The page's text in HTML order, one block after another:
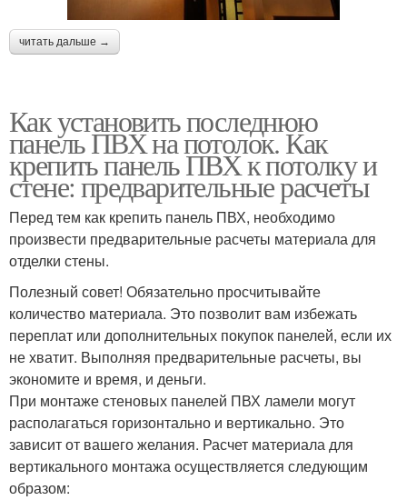
читать дальше →
Как установить последнюю
панель ПВХ на потолок. Как
крепить панель ПВХ к потолку и
стене: предварительные расчеты
Перед тем как крепить панель ПВХ, необходимо
произвести предварительные расчеты материала для
отделки стены.
Полезный совет! Обязательно просчитывайте
количество материала. Это позволит вам избежать
переплат или дополнительных покупок панелей, если их
не хватит. Выполняя предварительные расчеты, вы
экономите и время, и деньги.
При монтаже стеновых панелей ПВХ ламели могут
располагаться горизонтально и вертикально. Это
зависит от вашего желания. Расчет материала для
вертикального монтажа осуществляется следующим
образом: